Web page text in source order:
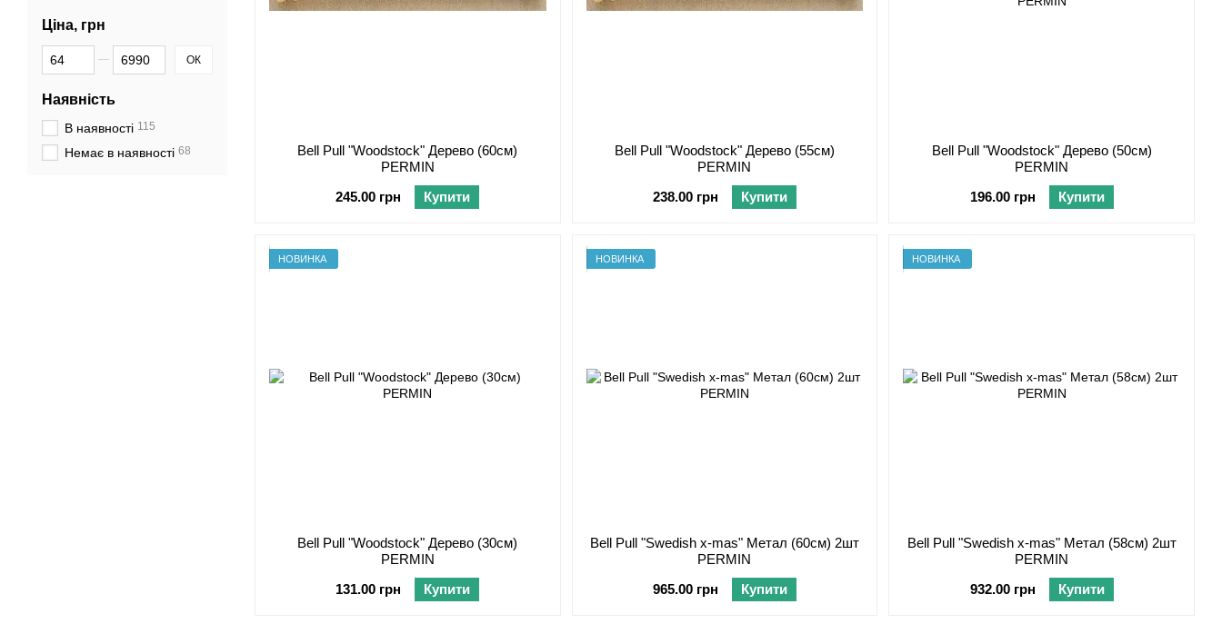
Bell Pull "Woodstock" Дерево (60см)
PERMIN
245.00 грн
Купити
Bell Pull "Woodstock" Дерево (55см)
PERMIN
238.00 грн
Купити
Bell Pull "Woodstock" Дерево (50см)
PERMIN
196.00 грн
Купити
НОВИНКА
Bell Pull "Woodstock" Дерево (30см)
PERMIN
131.00 грн
Купити
НОВИНКА
Bell Pull "Swedish x-mas" Метал (60см) 2шт
PERMIN
965.00 грн
Купити
НОВИНКА
Bell Pull "Swedish x-mas" Метал (58см) 2шт
PERMIN
932.00 грн
Купити
Ціна, грн
Від Ціна, грн
До Ціна, грн ОК
Наявність
В наявності 115
Немає в наявності 68